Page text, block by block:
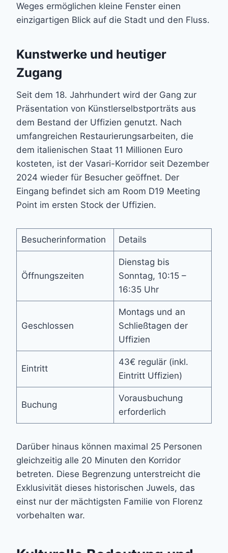
Weges ermöglichen kleine Fenster einen
einzigartigen Blick auf die Stadt und den Fluss.
Kunstwerke und heutiger
Zugang
Seit dem 18. Jahrhundert wird der Gang zur
Präsentation von Künstlerselbstporträts aus
dem Bestand der Uffizien genutzt. Nach
umfangreichen Restaurierungsarbeiten, die
dem italienischen Staat 11 Millionen Euro
kosteten, ist der Vasari-Korridor seit Dezember
2024 wieder für Besucher geöffnet. Der
Eingang befindet sich am Room D19 Meeting
Point im ersten Stock der Uffizien.
Besucherinformation Details
Öffnungszeiten
Dienstag bis
Sonntag, 10:15 –
16:35 Uhr
Geschlossen
Montags und an
Schließtagen der
Uffizien
Eintritt
43€ regulär (inkl.
Eintritt Uffizien)
Buchung
Vorausbuchung
erforderlich
Darüber hinaus können maximal 25 Personen
gleichzeitig alle 20 Minuten den Korridor
betreten. Diese Begrenzung unterstreicht die
Exklusivität dieses historischen Juwels, das
einst nur der mächtigsten Familie von Florenz
vorbehalten war.